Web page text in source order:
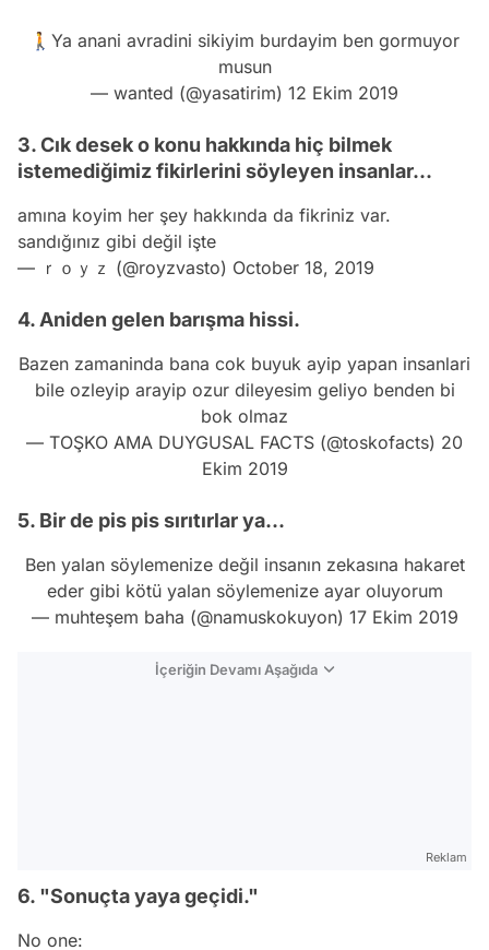
🚶Ya anani avradini sikiyim burdayim ben gormuyor
musun
— wanted (@yasatirim) 12 Ekim 2019
3. Cık desek o konu hakkında hiç bilmek
istemediğimiz fikirlerini söyleyen insanlar...
amına koyim her şey hakkında da fikriniz var.
sandığınız gibi değil işte
— ｒｏｙｚ (@royzvasto) October 18, 2019
4. Aniden gelen barışma hissi.
Bazen zamaninda bana cok buyuk ayip yapan insanlari
bile ozleyip arayip ozur dileyesim geliyo benden bi
bok olmaz
— TOŞKO AMA DUYGUSAL FACTS (@toskofacts) 20
Ekim 2019
5. Bir de pis pis sırıtırlar ya...
Ben yalan söylemenize değil insanın zekasına hakaret
eder gibi kötü yalan söylemenize ayar oluyorum
— muhteşem baha (@namuskokuyon) 17 Ekim 2019
İçeriğin Devamı Aşağıda
Reklam
6. "Sonuçta yaya geçidi."
No one: